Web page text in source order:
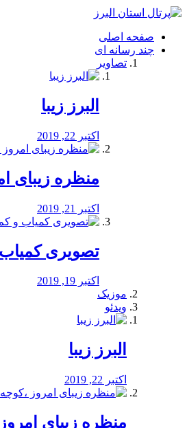
فصد
شرق
تهران
خشکشویی
صفحه اصلی
چند رسانه ای
تصاویر
البرز زیبا
اکتبر 22, 2019
منظره‌‌ زیبای
اکتبر 21, 2019
️تصویری کمیاب و
اکتبر 19, 2019
موزیک
ویدئو
البرز زیبا
اکتبر 22, 2019
منظره‌‌ زیبای